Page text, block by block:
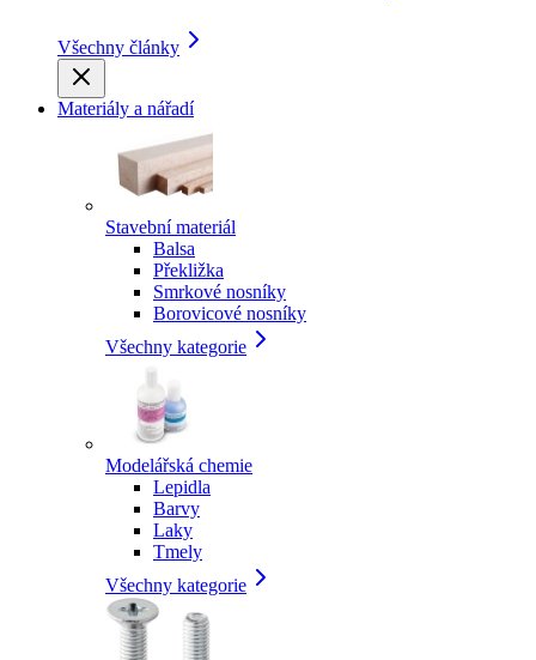
Všechny články
Materiály a nářadí
Stavební materiál
Balsa
Překližka
Smrkové nosníky
Borovicové nosníky
Všechny kategorie
Modelářská chemie
Lepidla
Barvy
Laky
Tmely
Všechny kategorie